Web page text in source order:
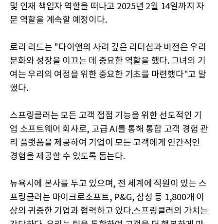
및 인재 책임자 역할을 떠나고 2025년 2월 14일까지 자
문 역할을 계속할 예정이다.
로리 리드는 "다이앤의 사려 깊은 리더십과 비전은 우리
문화와 성장을 이끄는 데 중요한 역할을 했다. 그녀의 기
여는 우리의 여정을 위한 중요한 기초를 마련했다"고 말
했다.
스프링클러는 모든 고객 접점 기능을 위한 선도적인 기
업 소프트웨어 회사로, 고급 AI를 통해 통합 고객 경험 관
리 플랫폼을 제공하여 기업이 모든 고객에게 인간적인
경험을 제공할 수 있도록 돕는다.
뉴욕시에 본사를 두고 있으며, 전 세계에 직원이 있는 스
프링클러는 마이크로소프트, P&G, 삼성 등 1,800개 이
상의 귀중한 기업과 협력하고 있다.스프링클러의 가치는